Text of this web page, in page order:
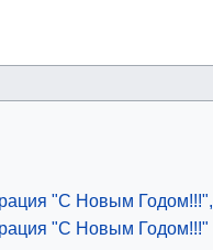
"С Новым Годом!!!",
"С Новым Годом!!!"